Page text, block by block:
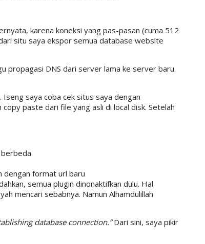
karena koneksi yang pas-pasan (cuma 512
situ saya ekspor semua database website
propagasi DNS dari server lama ke server baru.
saya coba cek situs saya dengan
paste dari file yang asli di local disk. Setelah
dengan format url baru
semua plugin dinonaktifkan dulu. Hal
mencari sebabnya. Namun Alhamdulillah
database connection.”Dari sini, saya pikir